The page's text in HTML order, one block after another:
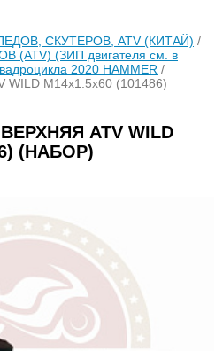
СКУТЕРОВ, ATV (КИТАЙ) /
(ATV) (ЗИП двигателя см. в
2020 HAMMER /
WILD M14x1.5x60 (101486)
ATV WILD
(НАБОР)